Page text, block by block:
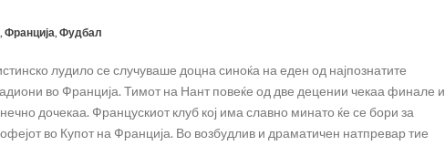
Франција Фудбал
лудило се случуваше доцна синоќа на еден од најпознатите
во Франција. Тимот на Нант повеќе од две децении чекаа финале и
дочекаа. Францускиот клуб кој има славно минато ќе се бори за
во Купот на Франција. Во возбудлив и драматичен натпревар тие